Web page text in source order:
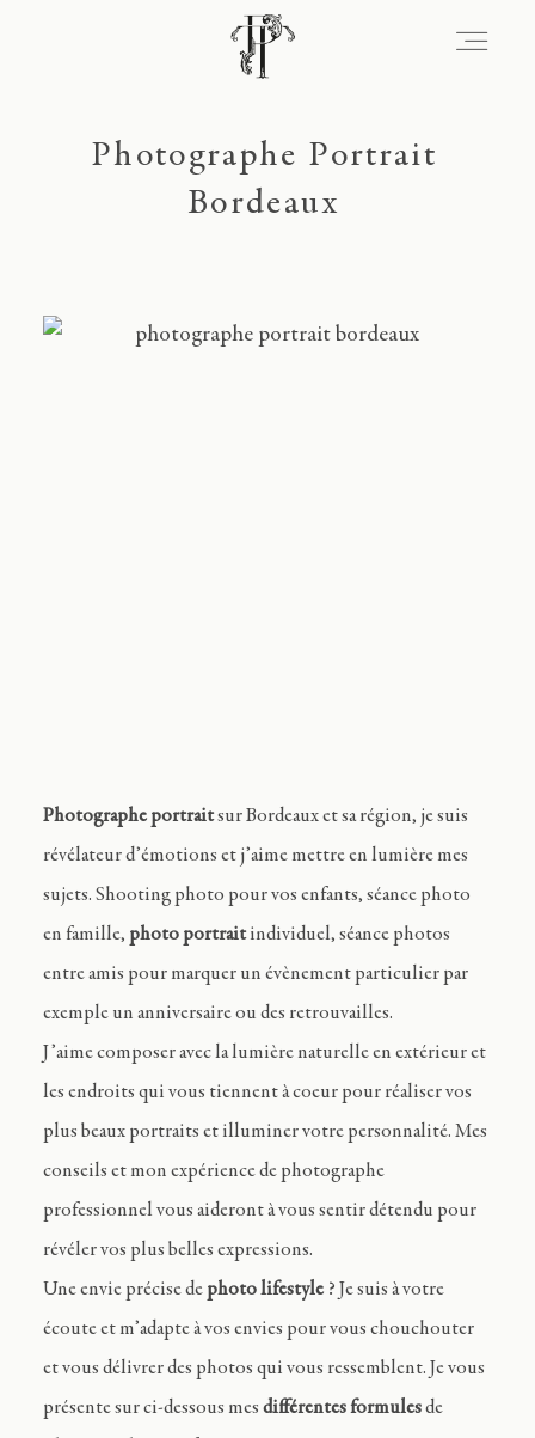
Photographe Portrait
Bordeaux
Photographe portraitsur Bordeaux et sa région, je suis
révélateur d’émotions et j’aime mettre en lumière mes
sujets. Shooting photo pour vos enfants, séance photo
en famille, photo portraitindividuel, séance photos
entre amis pour marquer un évènement particulier par
exemple un anniversaire ou des retrouvailles.
J’aime composer avec la lumière naturelle en extérieur et
les endroits qui vous tiennent à coeur pour réaliser vos
plus beaux portraits et illuminer votre personnalité. Mes
conseils et mon expérience de photographe
professionnel vous aideront à vous sentir détendu pour
révéler vos plus belles expressions.
Une envie précise de photo lifestyle? Je suis à votre
écoute et m’adapte à vos envies pour vous chouchouter
et vous délivrer des photos qui vous ressemblent. Je vous
présente sur ci-dessous mes différentes formulesde
Signature
Lieux